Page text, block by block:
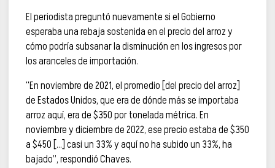
El periodista preguntó nuevamente si el Gobierno
esperaba una rebaja sostenida en el precio del arroz y
cómo podría subsanar la disminución en los ingresos por
los aranceles de importación.
“En noviembre de 2021, el promedio [del precio del arroz]
de Estados Unidos, que era de dónde más se importaba
arroz aquí, era de $350 por tonelada métrica. En
noviembre y diciembre de 2022, ese precio estaba de $350
a $450 […] casi un 33% y aquí no ha subido un 33%, ha
bajado”, respondió Chaves.